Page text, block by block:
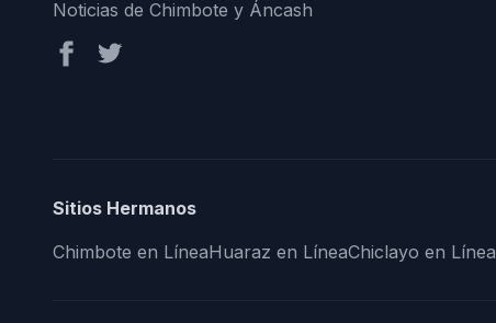
Noticias de Chimbote y Áncash
Sitios Hermanos
Chimbote en LíneaHuaraz en LíneaChiclayo en Línea